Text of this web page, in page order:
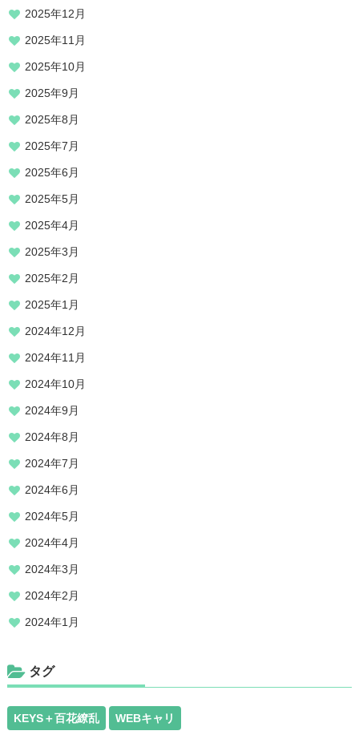
2025年12月
2025年11月
2025年10月
2025年9月
2025年8月
2025年7月
2025年6月
2025年5月
2025年4月
2025年3月
2025年2月
2025年1月
2024年12月
2024年11月
2024年10月
2024年9月
2024年8月
2024年7月
2024年6月
2024年5月
2024年4月
2024年3月
2024年2月
2024年1月
タグ
KEYS＋百花繚乱 WEBキャリ